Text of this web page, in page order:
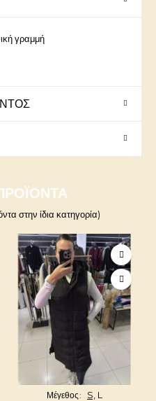
γραμμή
στην ίδια κατηγορία)
Μέγεθος S, L